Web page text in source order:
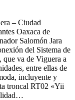
– Ciudad
Oaxaca de
Salomón Jara
del Sistema de
va de Viguera a
entre ellas de
incluyente y
troncal RT02 «Yii